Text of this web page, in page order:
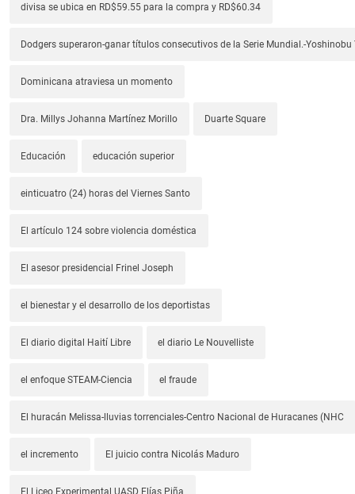
divisa se ubica en RD$59.55 para la compra y RD$60.34
Dodgers superaron-ganar títulos consecutivos de la Serie Mundial.-
Dominicana atraviesa un momento
Dra. Millys Johanna Martínez Morillo Duarte Square
Educación educación superior
einticuatro (24) horas del Viernes Santo
El artículo 124 sobre violencia doméstica
El asesor presidencial Frinel Joseph
el bienestar y el desarrollo de los deportistas
El diario digital Haití Libre el diario Le Nouvelliste
el enfoque STEAM-Ciencia el fraude
El huracán Melissa-lluvias torrenciales-Centro Nacional de Huracanes (NHC
el incremento El juicio contra Nicolás Maduro
El Liceo Experimental UASD Elías Piña